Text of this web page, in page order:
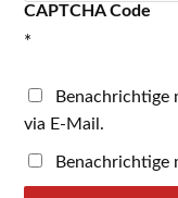
CAPTCHA Code
*
Benachrichtige
via E-Mail.
Benachrichtige